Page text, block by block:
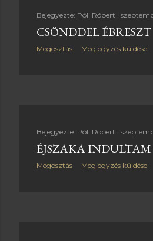
Bejegyezte: Póli Róbert
CSÖNDDEL ÉBRESZT
Megosztás Megjegyzés küldése
Bejegyezte: Póli Róbert
ÉJSZAKA INDULTAM
Megosztás Megjegyzés küldése